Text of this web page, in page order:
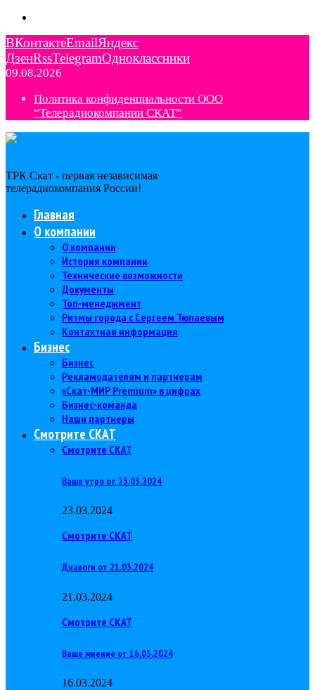
ВКонтактеEmailЯндекс
ДзенRssTelegramОдноклассники
09.08.2026
Политика конфиденциальности ООО
“Телерадиокомпании СКАТ”
ТРК Скат - первая независимая
телерадиокомпания Роcсии!
Главная
О компании
О компании
История компании
Технические возможности
Документы
Топ-менеджмент
Ритмы города с Сергеем Тюпаевым
Контактная информация
Бизнес
Бизнес
Рекламодателям и партнерам
«Скат-МИР Premium» в цифрах
Бизнес-команда
Наши партнеры
Смотрите СКАТ
Смотрите СКАТ
Ваше утро от 23.03.2024
23.03.2024
Смотрите СКАТ
Диалоги от 21.03.2024
21.03.2024
Смотрите СКАТ
Ваше мнение от 16.03.2024
16.03.2024